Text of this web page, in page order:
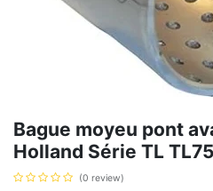
Bague moyeu pont
Holland Série TL TL75
(0 review)